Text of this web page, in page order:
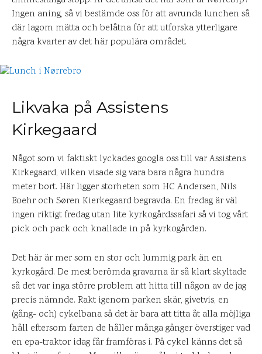
Ingen aning, så vi bestämde oss för att avrunda lunchen så
där lagom mätta och belåtna för att utforska ytterligare
några kvarter av det här populära området.
Likvaka på Assistens
Kirkegaard
Något som vi faktiskt lyckades googla oss till var Assistens
Kirkegaard, vilken visade sig vara bara några hundra
meter bort. Här ligger storheten som HC Andersen, Nils
Boehr och Søren Kierkegaard begravda. En fredag är väl
ingen riktigt fredag utan lite kyrkogårdssafari så vi tog vårt
pick och pack och knallade in på kyrkogården.
Det här är mer som en stor och lummig park än en
kyrkogård. De mest berömda gravarna är så klart skyltade
så det var inga större problem att hitta till någon av de jag
precis nämnde. Rakt igenom parken skär, givetvis, en
(gång- och) cykelbana så det är bara att titta åt alla möjliga
håll eftersom farten de håller många gånger överstiger vad
en epa-traktor idag får framföras i. På cykel känns det så